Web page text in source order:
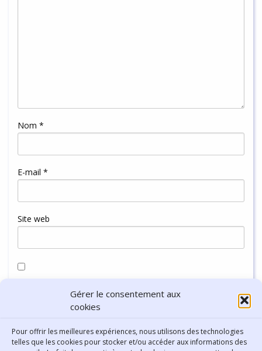
Gérer le consentement aux
cookies
Pour offrir les meilleures expériences, nous utilisons des technologies
telles que les cookies pour stocker et/ou accéder aux informations des
Nom *
E-mail *
Site web
navigateur pour mon prochain commentaire.